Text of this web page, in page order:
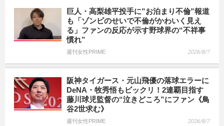
巨人・高梨雄平投手に”お泊まり不倫”報道
も「ゾンビのせいで不倫がかわいく見え
る」ファンの反応が示す野球界の“不祥事
慣れ”
週刊女性PRIME 2026/8/7
阪神タイガース・元山飛優の落球エラーに
DeNA・牧秀悟もビックリ！2連覇目指す
藤川球児監督の“泣きどころ”にファン《鳥
谷2世求む》
週刊女性PRIME 2026/8/7